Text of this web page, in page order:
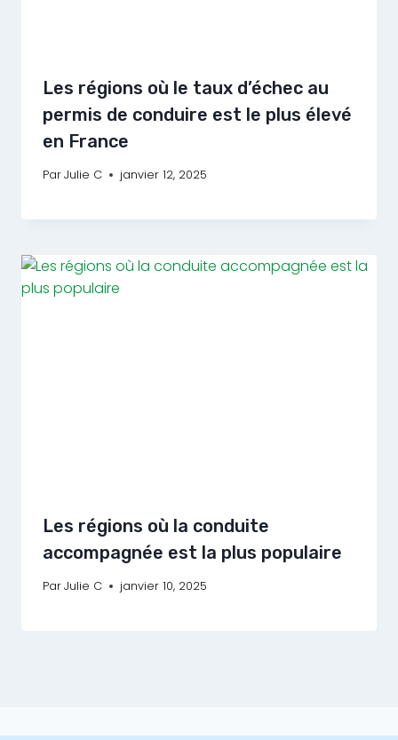
Les régions où le taux d’échec au
permis de conduire est le plus élevé
en France
ParJulie C janvier 12, 2025
Les régions où la conduite
accompagnée est la plus populaire
ParJulie C janvier 10, 2025